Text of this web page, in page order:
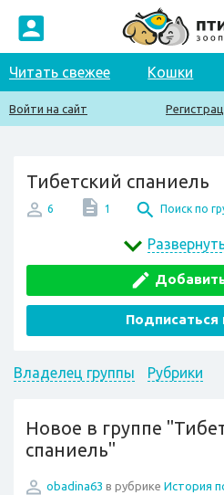
Читать свежее Кошки
Войти на сайт
Тибетский спаниель
6 1 Поиск по
Подписаться
Владелец группы Рубрики
Новое в группе
спаниель"
obadina63 в рубрике История